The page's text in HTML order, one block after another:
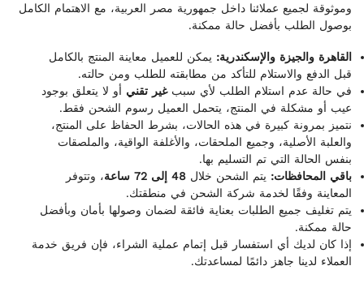
وموثوقة لجميع عملائنا داخل جمهورية مصر العربية، مع الاهتمام الكامل
بوصول الطلب بأفضل حالة ممكنة.
القاهرة والجيزة والإسكندرية: يمكن للعميل معاينة المنتج بالكامل
قبل الدفع والاستلام للتأكد من مطابقته للطلب ومن حالته.
في حالة عدم استلام الطلب لأي سببغير تقني أو لا يتعلق بوجود
عيب أو مشكلة في المنتج، يتحمل العميل رسوم الشحن فقط.
نتميز بمرونة كبيرة في هذه الحالات، بشرط الحفاظ على المنتج،
والعلبة الأصلية، وجميع الملحقات، والأغلفة الواقية، والملصقات
بنفس الحالة التي تم التسليم بها.
باقي المحافظات: يتم الشحن خلال 48 إلى 72 ساعة
، وتتوفر
المعاينة وفقًا لخدمة شركة الشحن في منطقتك.
يتم تغليف جميع الطلبات بعناية فائقة لضمان وصولها بأمان وبأفضل
حالة ممكنة.
إذا كان لديك أي استفسار قبل إتمام عملية الشراء، فإن فريق خدمة
العملاء لدينا جاهز دائمًا لمساعدتك.